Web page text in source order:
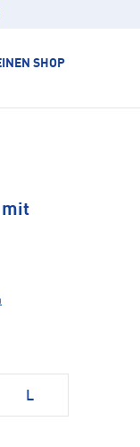
SHOP
mit
L